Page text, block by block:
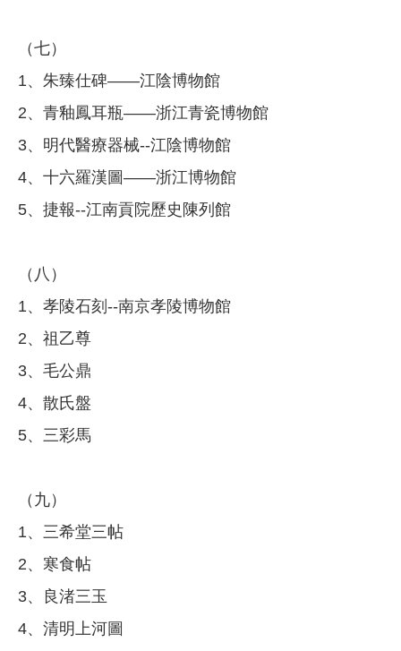
（七）
1、朱臻仕碑——江陰博物館
2、青釉鳳耳瓶——浙江青瓷博物館
3、明代醫療器械--江陰博物館
4、十六羅漢圖——浙江博物館
5、捷報--江南貢院歷史陳列館
（八）
1、孝陵石刻--南京孝陵博物館
2、祖乙尊
3、毛公鼎
4、散氏盤
5、三彩馬
（九）
1、三希堂三帖
2、寒食帖
3、良渚三玉
4、清明上河圖